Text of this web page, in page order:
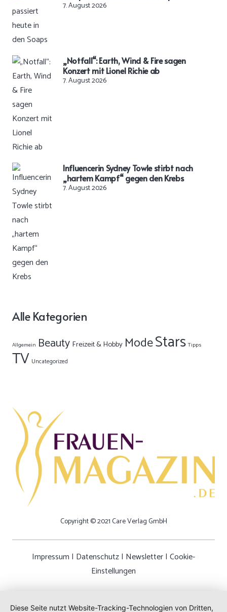
7. August 2026
„Notfall“: Earth, Wind & Fire sagen
Konzert mit Lionel Richie ab
7. August 2026
Influencerin Sydney Towle stirbt nach
„hartem Kampf“ gegen den Krebs
7. August 2026
Alle Kategorien
Allgemein Beauty Freizeit & Hobby ModeStars Tipps
TV Uncategorized
Copyright © 2021 Care Verlag GmbH
Impressum | Datenschutz| Newsletter| Cookie-
Einstellungen
Diese Seite nutzt Website-Tracking-Technologien von Dritten,